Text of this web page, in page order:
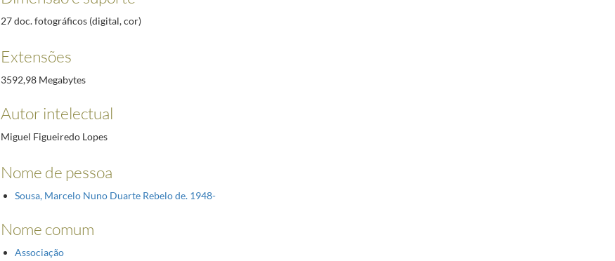
27 doc. fotográficos (digital, cor)
Extensões
3592,98 Megabytes
Autor intelectual
Miguel Figueiredo Lopes
Nome de pessoa
Sousa, Marcelo Nuno Duarte Rebelo de. 1948-
Nome comum
Associação